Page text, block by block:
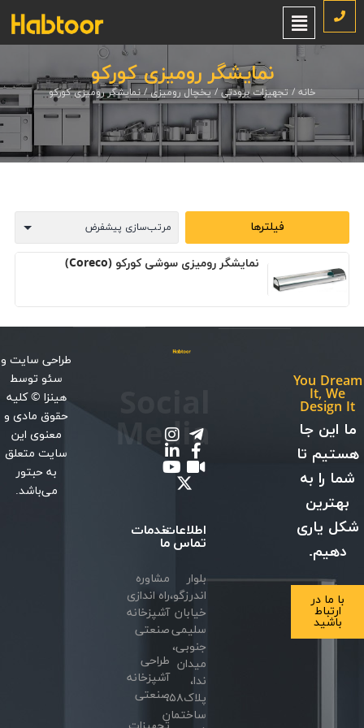
نمایشگر رومیزی کورکو
خانه /تجهیزات برودتی/یخچال رومیزی/ نمایشگر رومیزی کورکو
فیلترها
نمایشگر رومیزی سوشی کورکو (Coreco)
You Dream
It, We
Design It
ما این جا
هستیم تا
شما را به
بهترین
شکل یاری
دهیم.
با ما در
ارتباط
باشید
اطلاعات
تماس
بلوار
اندرزگو،
خیابان
سلیمی
جنوبی،
میدان
ندا،
پلاک۵۸،
ساختمان
Media
خدمات
ما
مشاوره
راه اندازی
آشپزخانه
صنعتی
طراحی
آشپزخانه
صنعتی
طراحی سایتو
سئوتوسط
هینزا © کلیه
حقوق مادی و
معنوی این
سایت متعلق
به حبتور
می‌باشد.